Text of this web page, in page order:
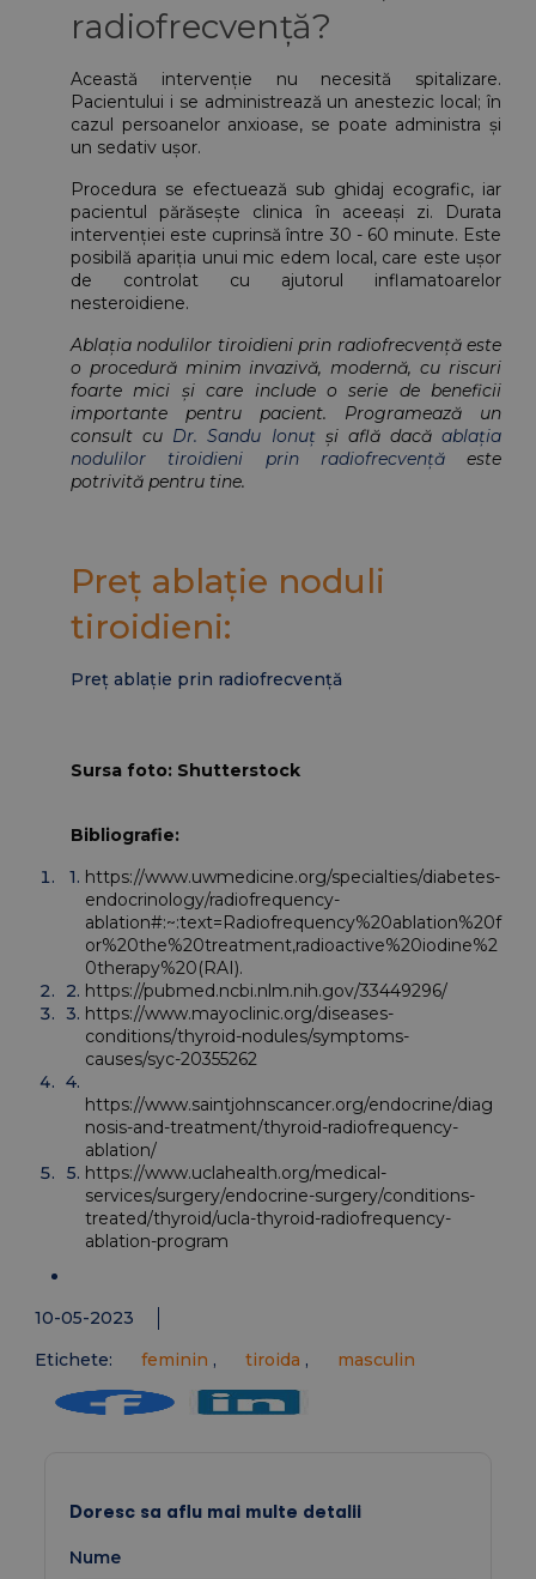
Doresc sa aflu mai multe detalii
Nume
radiofrecvență?
Această intervenție nu necesită spitalizare.
Pacientului i se administrează un anestezic local; în
cazul persoanelor anxioase, se poate administra și
un sedativ ușor.
Procedura se efectuează sub ghidaj ecografic, iar
pacientul părăsește clinica în aceeași zi. Durata
intervenției este cuprinsă între 30 - 60 minute. Este
posibilă apariția unui mic edem local, care este ușor
de controlat cu ajutorul inflamatoarelor
nesteroidiene.
Ablația nodulilor tiroidieni prin radiofrecvență este
o procedură minim invazivă, modernă, cu riscuri
foarte mici și care include o serie de beneficii
importante pentru pacient. Programează un
consult cu Dr. Sandu Ionuț și află dacă ablația
nodulilor tiroidieni prin radiofrecvență este
potrivită pentru tine.
Preț ablație noduli
tiroidieni:
Preț ablație prin radiofrecvență
Sursa foto: Shutterstock
Bibliografie:
https://www.uwmedicine.org/specialties/diabetes-
endocrinology/radiofrequency-
ablation#:~:text=Radiofrequency%20ablation%20f
or%20the%20treatment,radioactive%20iodine%2
0therapy%20(RAI).
https://pubmed.ncbi.nlm.nih.gov/33449296/
https://www.mayoclinic.org/diseases-
conditions/thyroid-nodules/symptoms-
causes/syc-20355262
https://www.saintjohnscancer.org/endocrine/diag
nosis-and-treatment/thyroid-radiofrequency-
ablation/
https://www.uclahealth.org/medical-
services/surgery/endocrine-surgery/conditions-
treated/thyroid/ucla-thyroid-radiofrequency-
ablation-program
10-05-2023
Etichete:
feminin , tiroida , masculin